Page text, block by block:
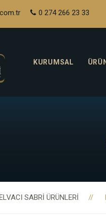
0 274 266 23 33
KURUMSAL
SABRI ÜRÜNLERI